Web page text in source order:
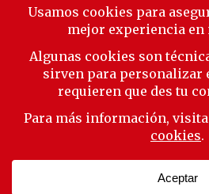
laliga@ligaeducacion.org
© Liga Educación 2025 |
Privacidad|Política